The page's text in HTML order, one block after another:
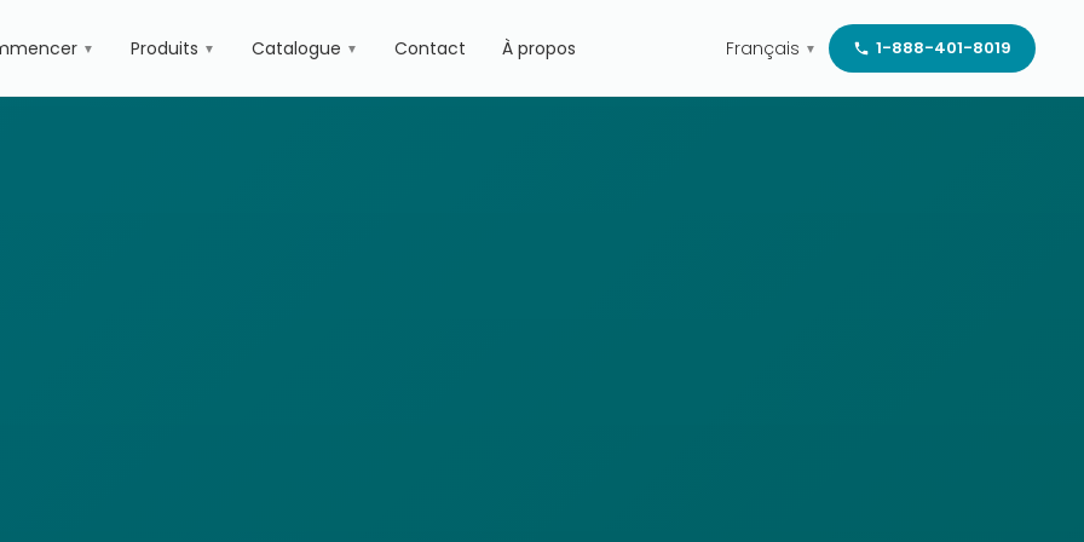
▼ Produits ▼ Catalogue ▼ Contact À propos Français ▼ 1-888-401-8019